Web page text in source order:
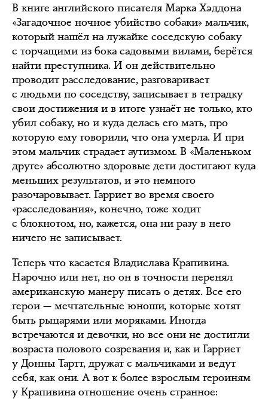
В книге английского писателя Марка Хэддона
«Загадочное ночное убийство собаки» мальчик,
который нашёл на лужайке соседскую собаку
с торчащими из бока садовыми вилами, берётся
найти преступника. И он действительно
проводит расследование, разговаривает
с людьми по соседству, записывает в тетрадку
свои достижения и в итоге узнаёт не только, кто
убил собаку, но и куда делась его мать, про
которую ему говорили, что она умерла. И при
этом мальчик страдает аутизмом. В «Маленьком
друге» абсолютно здоровые дети достигают куда
меньших результатов, и это немного
разочаровывает. Гарриет во время своего
«расследования», конечно, тоже ходит
с блокнотом, но, кажется, она ни разу в него
ничего не записывает.
Теперь что касается Владислава Крапивина.
Нарочно или нет, но он в точности перенял
американскую манеру писать о детях. Все его
герои — мечтательные юноши, которые хотят
быть рыцарями или моряками. Иногда
встречаются и девочки, но все они не достигли
возраста полового созревания и, как и Гарриет
у Донны Тартт, дружат с мальчиками и ведут
себя, как они. А вот к более взрослым героиням
у Крапивина отношение очень странное: